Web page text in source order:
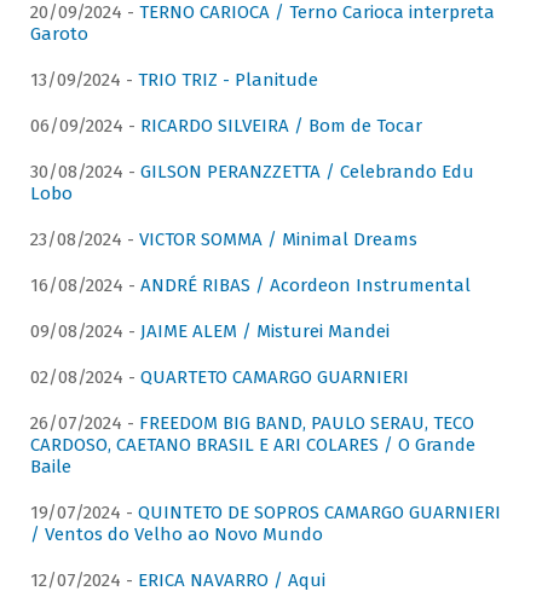
20/09/2024 - TERNO CARIOCA / Terno Carioca interpreta
Garoto
13/09/2024 - TRIO TRIZ - Planitude
06/09/2024 - RICARDO SILVEIRA / Bom de Tocar
30/08/2024 - GILSON PERANZZETTA / Celebrando Edu
Lobo
23/08/2024 - VICTOR SOMMA / Minimal Dreams
16/08/2024 - ANDRÉ RIBAS / Acordeon Instrumental
09/08/2024 - JAIME ALEM / Misturei Mandei
02/08/2024 - QUARTETO CAMARGO GUARNIERI
26/07/2024 - FREEDOM BIG BAND, PAULO SERAU, TECO
CARDOSO, CAETANO BRASIL E ARI COLARES / O Grande
Baile
19/07/2024 - QUINTETO DE SOPROS CAMARGO GUARNIERI
/ Ventos do Velho ao Novo Mundo
12/07/2024 - ERICA NAVARRO / Aqui